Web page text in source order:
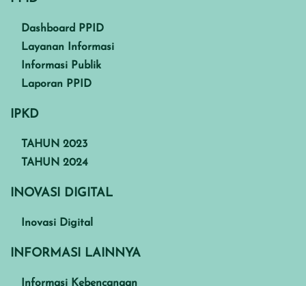
Dashboard PPID
Layanan Informasi
Informasi Publik
Laporan PPID
IPKD
TAHUN 2023
TAHUN 2024
INOVASI DIGITAL
Inovasi Digital
INFORMASI LAINNYA
Informasi Kebencanaan